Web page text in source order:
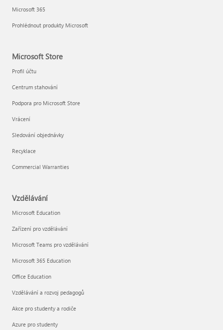
Microsoft 365
Prohlédnout produkty Microsoft
Microsoft Store
Profil účtu
Centrum stahování
Podpora pro Microsoft Store
Vrácení
Sledování objednávky
Recyklace
Commercial Warranties
Vzdělávání
Microsoft Education
Zařízení pro vzdělávání
Microsoft Teams pro vzdělávání
Microsoft 365 Education
Office Education
Vzdělávání a rozvoj pedagogů
Akce pro studenty a rodiče
Azure pro studenty